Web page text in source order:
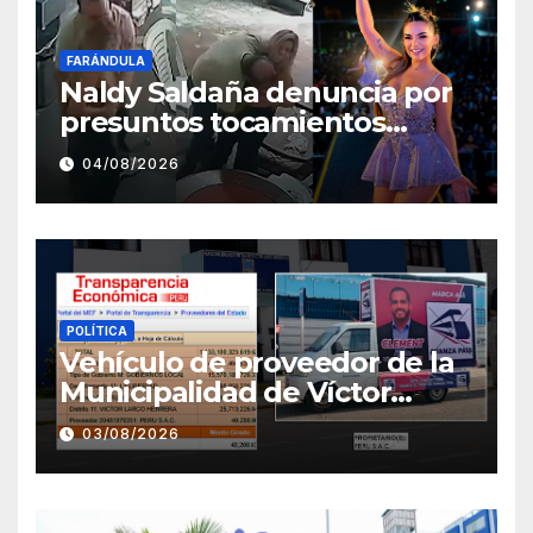
FARÁNDULA
Naldy Saldaña denuncia por
presuntos tocamientos
indebidos a director musical
de La Bella Luz
04/08/2026
POLÍTICA
Vehículo de proveedor de la
Municipalidad de Víctor
Larco aparece con publicidad
de campaña de León
Clement
03/08/2026